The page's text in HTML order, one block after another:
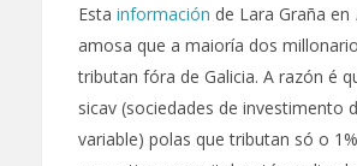
Esta información de Lara Graña en
amosa que a maioría dos
tributan fóra de Galicia. A razón é
sicav (sociedades de investimento
variable) polas que tributan só o